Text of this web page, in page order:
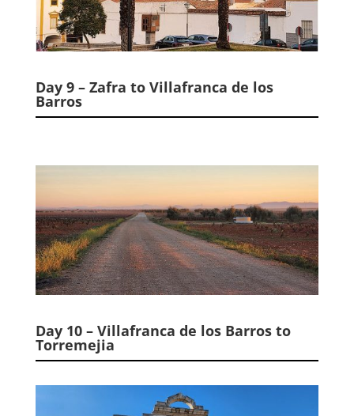
Day 9 – Zafra to Villafranca de los
Barros
Day 10 – Villafranca de los Barros to
Torremejia